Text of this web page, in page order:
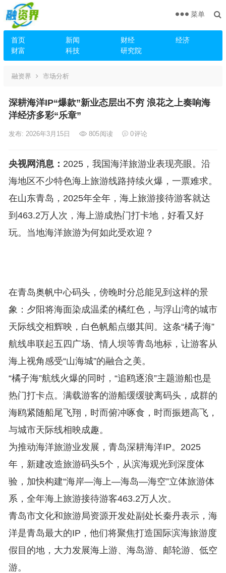
首页 新闻 财经
经济
财富
科技 研究院
菜单
融资界 市场分析
深耕海洋IP“爆款”新业态层出不穷 浪花之上奏响海
洋经济多彩“乐章”
发布: 2026年3月15日 805阅读 0评论
央视网消息： 2025，我国海洋旅游业表现亮眼。沿
海地区不少特色海上旅游线路持续火爆，一票难求。
在山东青岛，2025年全年，海上旅游接待游客就达
到463.2万人次，海上游成热门打卡地，好看又好
玩。当地海洋旅游为何如此受欢迎？
在青岛奥帆中心码头，傍晚时分总能见到这样的景
象：夕阳将海面染成温柔的橘红色，与浮山湾的城市
天际线交相辉映，白色帆船点缀其间。这条“橘子海”
航线串联起五四广场、情人坝等青岛地标，让游客从
海上视角感受“山海城”的融合之美。
“橘子海”航线火爆的同时，“追鸥逐浪”主题游船也是
热门打卡点。满载游客的游船缓缓驶离码头，成群的
海鸥紧随船尾飞翔，时而俯冲啄食，时而振翅高飞，
与城市天际线相映成趣。
为推动海洋旅游业发展，青岛深耕海洋IP。2025
年，新建改造旅游码头5个，从滨海观光到深度体
验，加快构建“海岸—海上—海岛—海空”立体旅游体
系，全年海上旅游接待游客463.2万人次。
青岛市文化和旅游局资源开发处副处长秦丹表示，海
洋是青岛最大的IP，他们将聚焦打造国际滨海旅游度
假目的地，大力发展海上游、海岛游、邮轮游、低空
游。